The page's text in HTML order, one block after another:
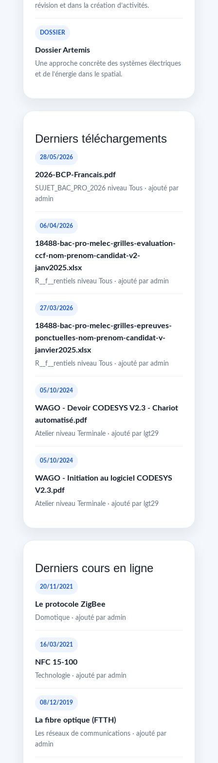
révision et dans la création d’activités.
DOSSIER
Dossier Artemis
Une approche concrète des systèmes électriques
et de l’énergie dans le spatial.
Derniers téléchargements
28/05/2026
2026-BCP-Francais.pdf
SUJET_BAC_PRO_2026 niveau Tous · ajouté par
admin
06/04/2026
18488-bac-pro-melec-grilles-evaluation-
ccf-nom-prenom-candidat-v2-
janv2025.xlsx
R__f__rentiels niveau Tous · ajouté par admin
27/03/2026
18488-bac-pro-melec-grilles-epreuves-
ponctuelles-nom-prenom-candidat-v-
janvier2025.xlsx
R__f__rentiels niveau Tous · ajouté par admin
05/10/2024
WAGO - Devoir CODESYS V2.3 - Chariot
automatisé.pdf
Atelier niveau Terminale · ajouté par lgt29
05/10/2024
WAGO - Initiation au logiciel CODESYS
V2.3.pdf
Atelier niveau Terminale · ajouté par lgt29
Derniers cours en ligne
20/11/2021
Le protocole ZigBee
Domotique · ajouté par admin
16/03/2021
NFC 15-100
Technologie · ajouté par admin
08/12/2019
La fibre optique (FTTH)
Les réseaux de communications · ajouté par
admin